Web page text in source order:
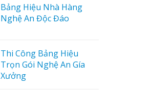
Bảng Hiệu Nhà Hàng
Nghệ An Độc Đáo
Thi Công Bảng Hiệu
Trọn Gói Nghệ An Gía
Xưởng